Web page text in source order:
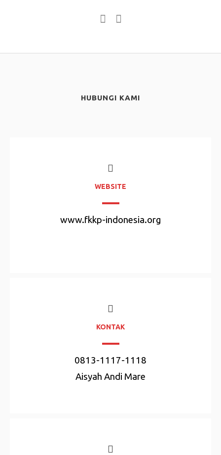
HUBUNGI KAMI
WEBSITE
www.fkkp-indonesia.org
KONTAK
0813-1117-1118
Aisyah Andi Mare